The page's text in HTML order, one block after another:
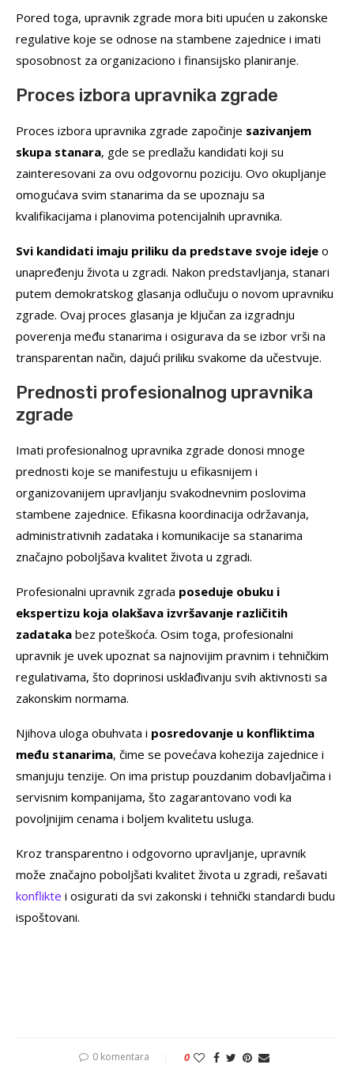
Pored toga, upravnik zgrade mora biti upućen u zakonske
regulative koje se odnose na stambene zajednice i imati
sposobnost za organizaciono i finansijsko planiranje.
Proces izbora upravnika zgrade
Proces izbora upravnika zgrade započinje sazivanjem
skupa stanara, gde se predlažu kandidati koji su
zainteresovani za ovu odgovornu poziciju. Ovo okupljanje
omogućava svim stanarima da se upoznaju sa
kvalifikacijama i planovima potencijalnih upravnika.
Svi kandidati imaju priliku da predstave svoje ideje o
unapređenju života u zgradi. Nakon predstavljanja, stanari
putem demokratskog glasanja odlučuju o novom upravniku
zgrade. Ovaj proces glasanja je ključan za izgradnju
poverenja među stanarima i osigurava da se izbor vrši na
transparentan način, dajući priliku svakome da učestvuje.
Prednosti profesionalnog upravnika
zgrade
Imati profesionalnog upravnika zgrade donosi mnoge
prednosti koje se manifestuju u efikasnijem i
organizovanijem upravljanju svakodnevnim poslovima
stambene zajednice. Efikasna koordinacija održavanja,
administrativnih zadataka i komunikacije sa stanarima
značajno poboljšava kvalitet života u zgradi.
Profesionalni upravnik zgrada poseduje obuku i
ekspertizu koja olakšava izvršavanje različitih
zadataka bez poteškoća. Osim toga, profesionalni
upravnik je uvek upoznat sa najnovijim pravnim i tehničkim
regulativama, što doprinosi usklađivanju svih aktivnosti sa
zakonskim normama.
Njihova uloga obuhvata i posredovanje u konfliktima
među stanarima, čime se povećava kohezija zajednice i
smanjuju tenzije. On ima pristup pouzdanim dobavljačima i
servisnim kompanijama, što zagarantovano vodi ka
povoljnijim cenama i boljem kvalitetu usluga.
Kroz transparentno i odgovorno upravljanje, upravnik
može značajno poboljšati kvalitet života u zgradi, rešavati
konflikte i osigurati da svi zakonski i tehnički standardi budu
ispoštovani.
0 komentara 0